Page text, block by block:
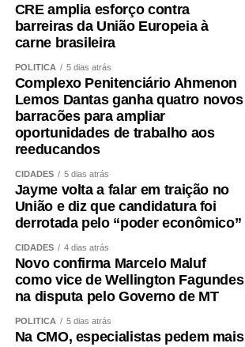
CRE amplia esforço contra
barreiras da União Europeia à
carne brasileira
POLÍTICA 5 dias atrás
Complexo Penitenciário Ahmenon
Lemos Dantas ganha quatro novos
barracões para ampliar
oportunidades de trabalho aos
reeducandos
CIDADES 5 dias atrás
Jayme volta a falar em traição no
União e diz que candidatura foi
derrotada pelo “poder econômico”
CIDADES 4 dias atrás
Novo confirma Marcelo Maluf
como vice de Wellington Fagundes
na disputa pelo Governo de MT
POLÍTICA 5 dias atrás
Na CMO, especialistas pedem mais